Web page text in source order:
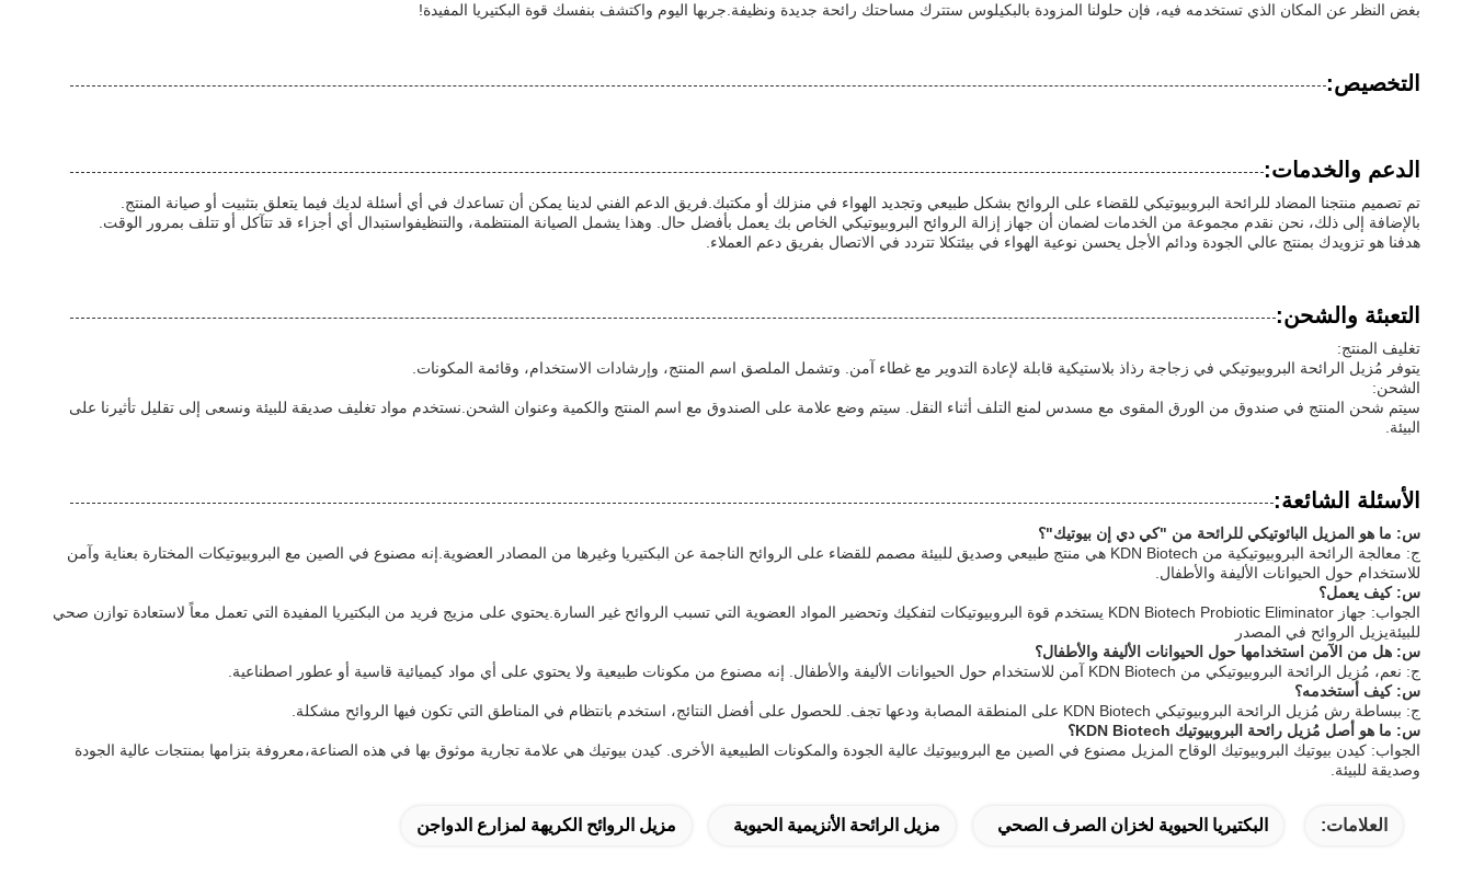
بغض النظر عن المكان الذي تستخدمه فيه، فإن حلولنا المزودة بالبكيلوس ستترك مساحتك رائحة جديدة ونظيفة.جربها اليوم واكتشف بنفسك قوة البكتيريا المفيدة!
التخصيص:
الدعم والخدمات:
تم تصميم منتجنا المضاد للرائحة البروبيوتيكي للقضاء على الروائح بشكل طبيعي وتجديد الهواء في منزلك أو مكتبك.فريق الدعم الفني لدينا يمكن أن تساعدك في أي أسئلة لديك فيما يتعلق بتثبيت أو صيانة المنتج.
بالإضافة إلى ذلك، نحن نقدم مجموعة من الخدمات لضمان أن جهاز إزالة الروائح البروبيوتيكي الخاص بك يعمل بأفضل حال. وهذا يشمل الصيانة المنتظمة، والتنظيفواستبدال أي أجزاء قد تتآكل أو تتلف بمرور الوقت.
هدفنا هو تزويدك بمنتج عالي الجودة ودائم الأجل يحسن نوعية الهواء في بيئتكلا تتردد في الاتصال بفريق دعم العملاء.
التعبئة والشحن:
تغليف المنتج:
يتوفر مُزيل الرائحة البروبيوتيكي في زجاجة رذاذ بلاستيكية قابلة لإعادة التدوير مع غطاء آمن. وتشمل الملصق اسم المنتج، وإرشادات الاستخدام، وقائمة المكونات.
الشحن:
سيتم شحن المنتج في صندوق من الورق المقوى مع مسدس لمنع التلف أثناء النقل. سيتم وضع علامة على الصندوق مع اسم المنتج والكمية وعنوان الشحن.نستخدم مواد تغليف صديقة للبيئة ونسعى إلى تقليل تأثيرنا على
البيئة.
الأسئلة الشائعة:
س: ما هو المزيل البائوتيكي للرائحة من "كي دي إن بيوتيك"؟
ج: معالجة الرائحة البروبيوتيكية من KDN Biotech هي منتج طبيعي وصديق للبيئة مصمم للقضاء على الروائح الناجمة عن البكتيريا وغيرها من المصادر العضوية.إنه مصنوع في الصين مع البروبيوتيكات المختارة بعناية وآمن
للاستخدام حول الحيوانات الأليفة والأطفال.
س: كيف يعمل؟
الجواب: جهاز KDN Biotech Probiotic Eliminator يستخدم قوة البروبيوتيكات لتفكيك وتحضير المواد العضوية التي تسبب الروائح غير السارة.يحتوي على مزيج فريد من البكتيريا المفيدة التي تعمل معاً لاستعادة توازن صحي
للبيئةيزيل الروائح في المصدر
س: هل من الآمن استخدامها حول الحيوانات الأليفة والأطفال؟
ج: نعم، مُزيل الرائحة البروبيوتيكي من KDN Biotech آمن للاستخدام حول الحيوانات الأليفة والأطفال. إنه مصنوع من مكونات طبيعية ولا يحتوي على أي مواد كيميائية قاسية أو عطور اصطناعية.
س: كيف أستخدمه؟
ج: ببساطة رش مُزيل الرائحة البروبيوتيكي KDN Biotech على المنطقة المصابة ودعها تجف. للحصول على أفضل النتائج، استخدم بانتظام في المناطق التي تكون فيها الروائح مشكلة.
س: ما هو أصل مُزيل رائحة البروبيوتيك KDN Biotech؟
الجواب: كيدن بيوتيك البروبيوتيك الوقاح المزيل مصنوع في الصين مع البروبيوتيك عالية الجودة والمكونات الطبيعية الأخرى. كيدن بيوتيك هي علامة تجارية موثوق بها في هذه الصناعة،معروفة بتزامها بمنتجات عالية الجودة
وصديقة للبيئة.
العلامات: البكتيريا الحيوية لخزان الصرف الصحي مزيل الرائحة الأنزيمية الحيوية مزيل الروائح الكريهة لمزارع الدواجن